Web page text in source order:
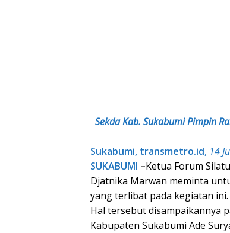
Sekda Kab. Sukabumi Pimpin
Sukabumi, transmetro.id, 14
SUKABUMI –Ketua Forum
Djatnika Marwan meminta
yang terlibat pada kegiatan ini.
Hal tersebut disampaikannya
Kabupaten Sukabumi Ade